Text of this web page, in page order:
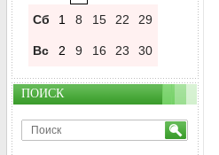
Сб
1 8 15 22 29
Вс 2 9 16 23 30
ПОИСК